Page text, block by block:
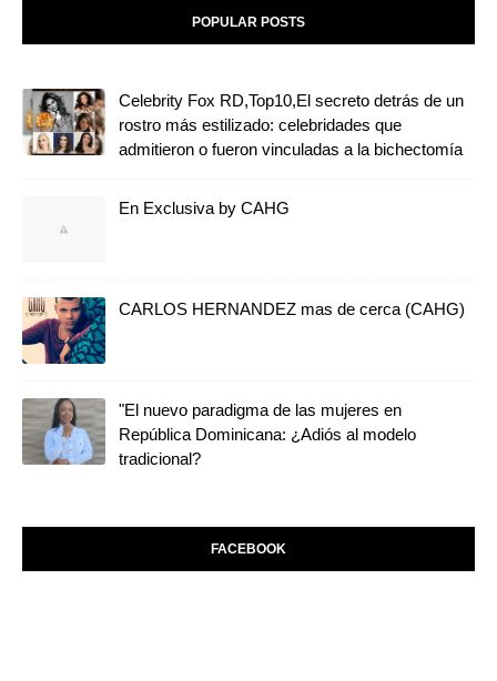
POPULAR POSTS
Celebrity Fox RD,Top10,El secreto detrás de un
rostro más estilizado: celebridades que
admitieron o fueron vinculadas a la bichectomía
En Exclusiva by CAHG
CARLOS HERNANDEZ mas de cerca (CAHG)
"El nuevo paradigma de las mujeres en
República Dominicana: ¿Adiós al modelo
tradicional?
FACEBOOK